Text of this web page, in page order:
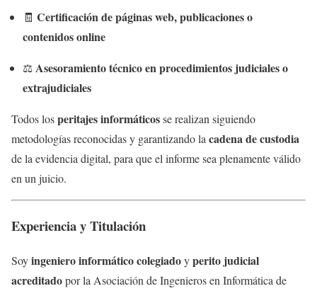
🧾 Certificación de páginas web, publicaciones o
contenidos online
⚖️Asesoramiento técnico en procedimientos judiciales o
extrajudiciales
Todos losperitajes informáticosse realizan siguiendo
metodologías reconocidas y garantizando lacadena de custodia
de la evidencia digital, para que el informe sea plenamente válido
en un juicio.
Experiencia y Titulación
Soyingeniero informático colegiadoyperito judicial
acreditadopor la Asociación de Ingenieros en Informática de